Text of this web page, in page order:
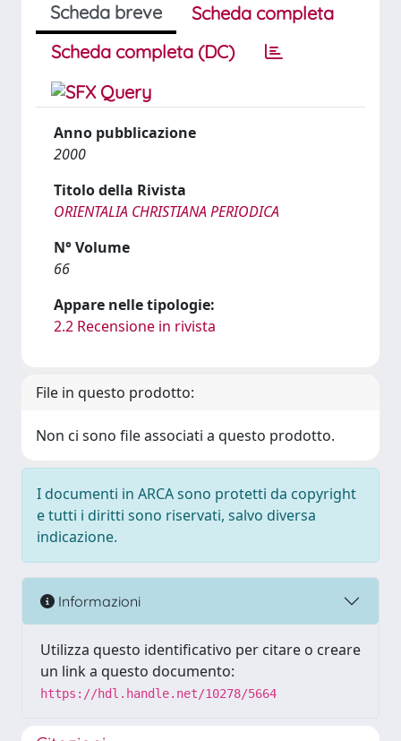
Scheda breve
Scheda completa
Scheda completa (DC)
Anno pubblicazione
2000
Titolo della Rivista
ORIENTALIA CHRISTIANA PERIODICA
N° Volume
66
Appare nelle tipologie:
2.2 Recensione in rivista
File in questo prodotto:
Non ci sono file associati a questo prodotto.
I documenti in ARCA sono protetti da copyright
e tutti i diritti sono riservati, salvo diversa
indicazione.
Informazioni
Utilizza questo identificativo per citare o creare
un link a questo documento:
https://hdl.handle.net/10278/5664